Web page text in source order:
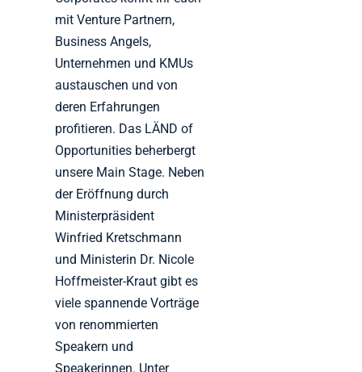
mit Venture Partnern,
Business Angels,
Unternehmen und KMUs
austauschen und von
deren Erfahrungen
profitieren. Das LÄND of
Opportunities beherbergt
unsere Main Stage. Neben
der Eröffnung durch
Ministerpräsident
Winfried Kretschmann
und Ministerin Dr. Nicole
Hoffmeister-Kraut gibt es
viele spannende Vorträge
von renommierten
Speakern und
Speakerinnen. Unter